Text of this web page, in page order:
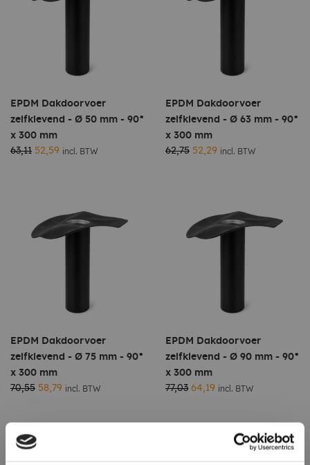
EPDM Dakdoorvoer
zelfklevend - Ø 50 mm - 90°
x 300 mm
63,11 52,59 incl. BTW
EPDM Dakdoorvoer
zelfklevend - Ø 63 mm - 90°
x 300 mm
62,75 52,29 incl. BTW
EPDM Dakdoorvoer
zelfklevend - Ø 75 mm - 90°
x 300 mm
70,55 58,79 incl. BTW
EPDM Dakdoorvoer
zelfklevend - Ø 90 mm - 90°
x 300 mm
77,03 64,19 incl. BTW